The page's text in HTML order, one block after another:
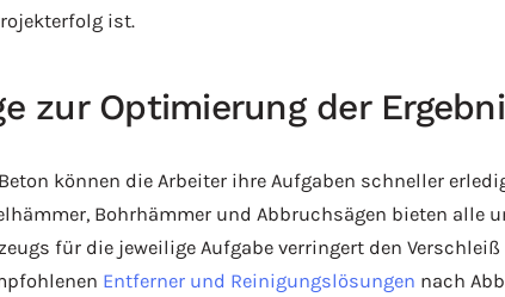
ist.
zur Optimierung der
können die Arbeiter ihre Aufgaben schneller
Bohrhämmer und Abbruchsägen bieten alle
für die jeweilige Aufgabe verringert den
Entferner und Reinigungslösungen nach